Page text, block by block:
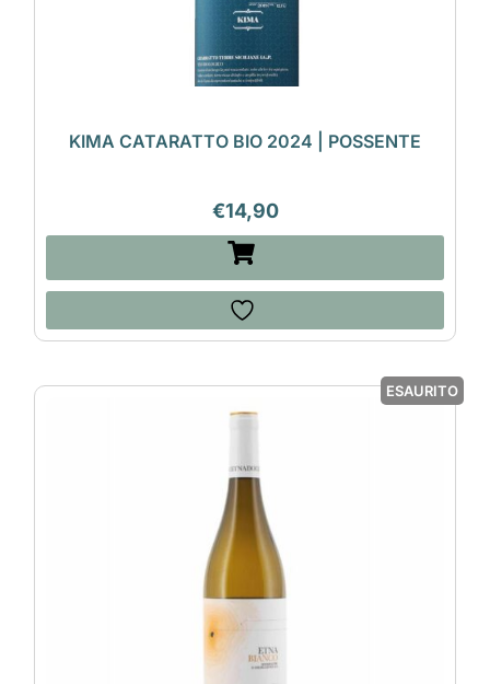
KIMA CATARATTO BIO 2024 | POSSENTE
€14,90
ESAURITO